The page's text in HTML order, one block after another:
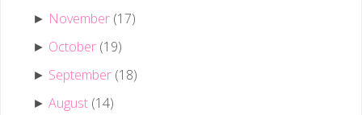
► November (17)
► October (19)
► September (18)
►August (14)